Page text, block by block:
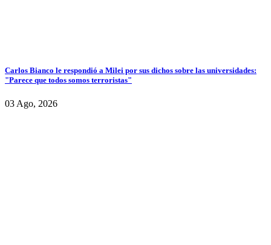
Carlos Bianco le respondió a Milei por sus dichos sobre las universidades:
"Parece que todos somos terroristas"
03 Ago, 2026